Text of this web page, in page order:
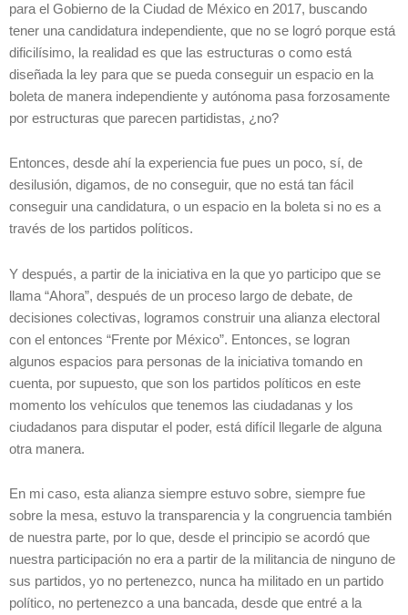
para el Gobierno de la Ciudad de México en 2017, buscando
tener una candidatura independiente, que no se logró porque está
dificilísimo, la realidad es que las estructuras o como está
diseñada la ley para que se pueda conseguir un espacio en la
boleta de manera independiente y autónoma pasa forzosamente
por estructuras que parecen partidistas, ¿no?
Entonces, desde ahí la experiencia fue pues un poco, sí, de
desilusión, digamos, de no conseguir, que no está tan fácil
conseguir una candidatura, o un espacio en la boleta si no es a
través de los partidos políticos.
Y después, a partir de la iniciativa en la que yo participo que se
llama “Ahora”, después de un proceso largo de debate, de
decisiones colectivas, logramos construir una alianza electoral
con el entonces “Frente por México”. Entonces, se logran
algunos espacios para personas de la iniciativa tomando en
cuenta, por supuesto, que son los partidos políticos en este
momento los vehículos que tenemos las ciudadanas y los
ciudadanos para disputar el poder, está difícil llegarle de alguna
otra manera.
En mi caso, esta alianza siempre estuvo sobre, siempre fue
sobre la mesa, estuvo la transparencia y la congruencia también
de nuestra parte, por lo que, desde el principio se acordó que
nuestra participación no era a partir de la militancia de ninguno de
sus partidos, yo no pertenezco, nunca ha militado en un partido
político, no pertenezco a una bancada, desde que entré a la